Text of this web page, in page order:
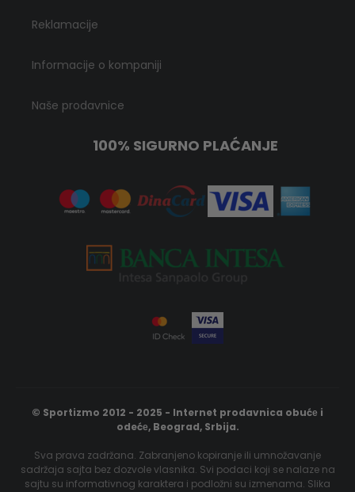
Reklamacije
Informacije o kompaniji
Naše prodavnice
100% SIGURNO PLAĆANJE
© Sportizmo 2012 - 2025 - Internet prodavnica obućе i
odećе, Beograd, Srbija.
Sva prava zadržana. Zabranjeno kopiranje ili umnožavanje
sadržaja sajta bez dozvole vlasnika. Svi podaci koji se nalaze na
sajtu su informativnog karaktera i podložni su izmenama. Slika